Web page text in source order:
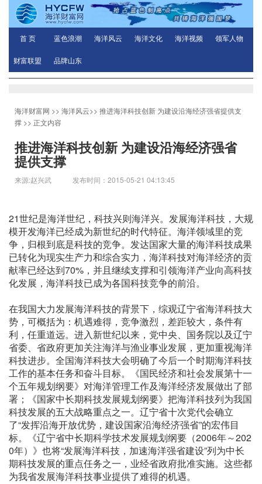
首 页 蓝色浪潮 海洋风云 海洋文化 海洋视频 领军人物
财富联盟 品牌山东
海洋财富网 >> 海洋风云>> 推进海洋科技创新 为建设沿海经济强省提供支
撑 >> 正文内容
推进海洋科技创新 为建设沿海经济强省
提供支撑
来源:赵兴武 发布时间：2015-05-21 04:13:45
21世纪是海洋世纪，科技兴则海洋兴。发展海洋科技，大规
模开发海洋已经成为新世纪的时代特征。海洋领域里的竞
争，归根到底是科技的竞争。发达国家大量的海洋科技成果
已转化为现实生产力和综合实力，海洋科技对海洋经济的贡
献率已经达到70%，并且继续支撑和引领海洋产业向高科技
化发展，海洋科技已成为各国科技竞争的前沿。
在我国大力发展海洋科技的背景下，综观辽宁省海洋科技大
势，可概括为：机遇难得，竞争激烈，差距较大，条件有
利，任重道远。进入新世纪以来，党中央、国务院以及辽宁
省委、省政府更加关注海洋与渔业事业发展，更加重视海洋
科技进步。全国海洋科技大会明确了今后一个时期海洋科技
工作的基本任务和奋斗目标。《国民经济和社会发展第十一
个五年规划纲要》对海洋管理工作及海洋经济发展做出了部
署；《国家中长期科技发展规划纲要》把海洋科技列为我国
科技发展的五大战略重点之一。辽宁省十次党代会确立
了“发挥沿海开放优势，建设国家沿海经济强省”的宏伟目
标。《辽宁省中长期科学技术发展规划纲要（2006年～202
0年）》也将“发展海洋科技，加速海洋强省建设”列为中长
期科技发展的重点任务之一，业经省政府批准实施。这些都
为我省发展海洋科技事业提供了难得的机遇。